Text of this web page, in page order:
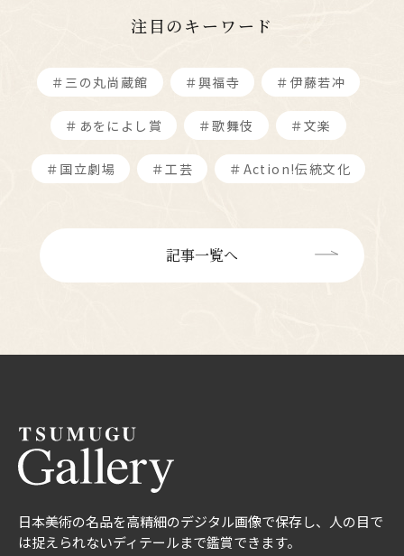
注目のキーワード
＃三の丸尚蔵館 ＃興福寺 ＃伊藤若冲
＃あをによし賞 ＃歌舞伎 ＃文楽
＃国立劇場 ＃工芸 ＃Action!伝統文化
記事一覧へ
日本美術の名品を高精細のデジタル画像で保存し、 人の目で
は捉えられないディテールまで鑑賞できます。